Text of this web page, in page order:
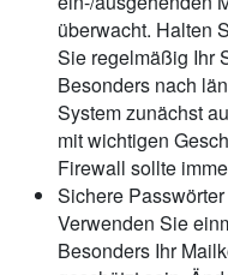
überwacht. Halten
Sie regelmäßig Ihr
Besonders nach
System zunächst
mit wichtigen
Firewall sollte
Sichere Passwörter
Verwenden Sie
Besonders Ihr